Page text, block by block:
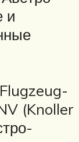
и
(Knoller